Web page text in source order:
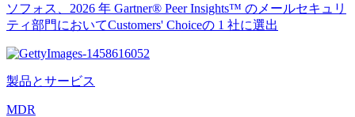
ソフォス、2026 年 Gartner® Peer Insights™ のメールセキュリ
ティ部門においてCustomers' Choiceの 1 社に選出
製品とサービス
MDR